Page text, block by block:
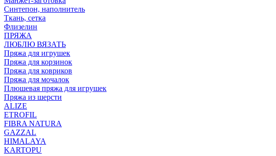
Синтепон, наполнитель
Ткань, сетка
Флизелин
ПРЯЖА
ЛЮБЛЮ ВЯЗАТЬ
Пряжа для игрушек
Пряжа для корзинок
Пряжа для ковриков
Пряжа для мочалок
Плюшевая пряжа для игрушек
Пряжа из шерсти
ALIZE
ETROFIL
FIBRA NATURA
GAZZAL
HIMALAYA
KARTOPU